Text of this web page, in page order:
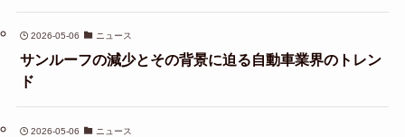
2026-05-06 ニュース
サンルーフの減少とその背景に迫る自動車業界のトレン
ド
2026-05-06 ニュース